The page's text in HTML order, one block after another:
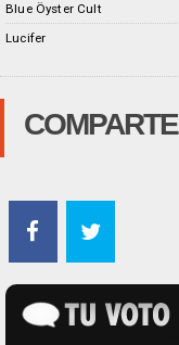
Blue Öyster Cult
Lucifer
COMPARTE